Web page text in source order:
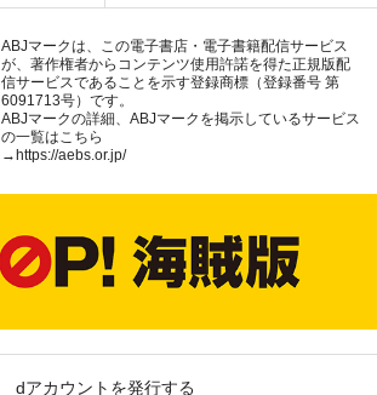
ABJマークは、この電子書店・電子書籍配信サービス
が、著作権者からコンテンツ使用許諾を得た正規版配
信サービスであることを示す登録商標（登録番号 第
6091713号）です。
ABJマークの詳細、ABJマークを掲示しているサービス
の一覧はこちら
→ https://aebs.or.jp/
dアカウントを発行する